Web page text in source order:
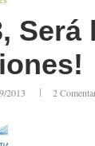
2013 2